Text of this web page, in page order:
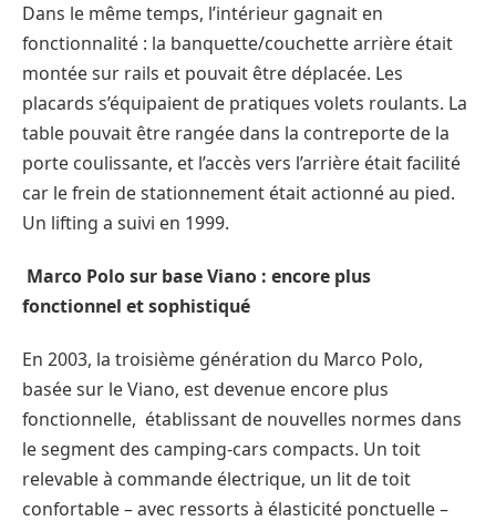
Dans le même temps, l’intérieur gagnait en
fonctionnalité : la banquette/couchette arrière était
montée sur rails et pouvait être déplacée. Les
placards s’équipaient de pratiques volets roulants. La
table pouvait être rangée dans la contreporte de la
porte coulissante, et l’accès vers l’arrière était facilité
car le frein de stationnement était actionné au pied.
Un lifting a suivi en 1999.
Marco Polo sur base Viano : encore plus
fonctionnel et sophistiqué
En 2003, la troisième génération du Marco Polo,
basée sur le Viano, est devenue encore plus
fonctionnelle, établissant de nouvelles normes dans
le segment des camping-cars compacts. Un toit
relevable à commande électrique, un lit de toit
confortable – avec ressorts à élasticité ponctuelle –